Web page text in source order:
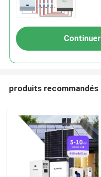
Continuer
produits recommandés